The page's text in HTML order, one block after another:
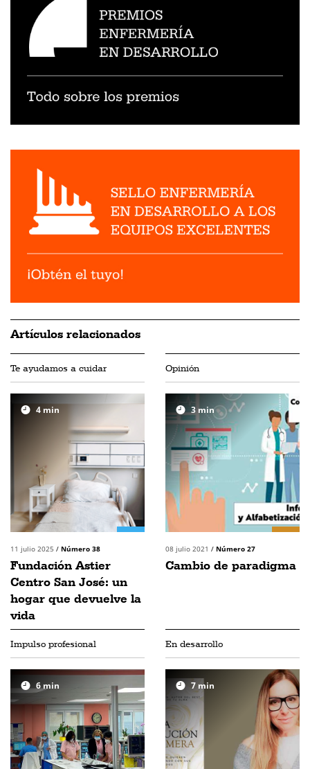
Artículos relacionados
Te ayudamos a cuidar
4 min
11 julio 2025 / Número 38
Fundación Astier
Centro San José: un
hogar que devuelve la
vida
Opinión
3min
08 julio 2021 / Número 27
Cambio de paradigma
Impulso profesional
6min
En desarrollo
7min